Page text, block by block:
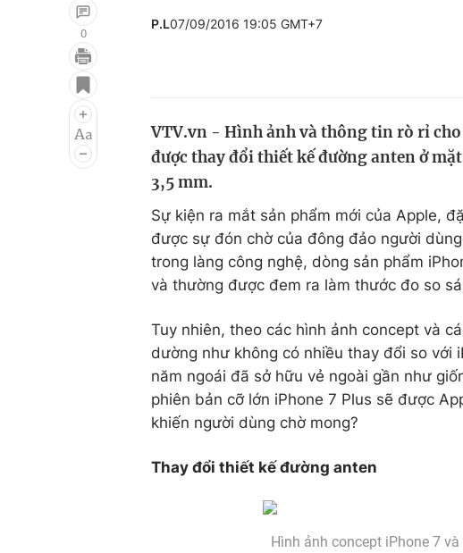
Điện ảnh
Âm nhạc
Làm đẹp
0
P.L07/09/2016 19:05 GMT+7
VTV.vn - Hình ảnh và thông tin rò rỉ cho
được thay đổi thiết kế đường anten ở
3,5 mm.
Sự kiện ra mắt sản phẩm mới của Apple,
được sự đón chờ của đông đảo người
trong làng công nghệ, dòng sản phẩm
và thường được đem ra làm thước đo so
Tuy nhiên, theo các hình ảnh concept và
dường như không có nhiều thay đổi so với
năm ngoái đã sở hữu vẻ ngoài gần như
phiên bản cỡ lớn iPhone 7 Plus sẽ được
khiến người dùng chờ mong?
Thay đổi thiết kế đường anten
Hình ảnh concept iPhone 7